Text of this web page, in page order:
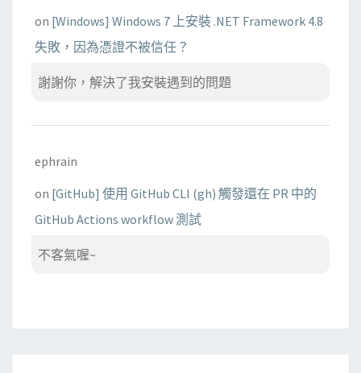
on [Windows] Windows 7 上安裝 .NET Framework 4.8
失敗，因為憑證不被信任？
謝謝你，解決了我安裝遇到的問題
ephrain
on [GitHub] 使用 GitHub CLI (gh) 觸發還在 PR 中的
GitHub Actions workflow 測試
不客氣喔~